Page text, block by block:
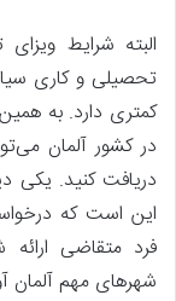
البته شرایط
تحصیلی و کاری
کمتری دارد. به
در کشور آلمان
دریافت کنید. یکی
این است که
فرد متقاضی
شهرهای مهم آلمان